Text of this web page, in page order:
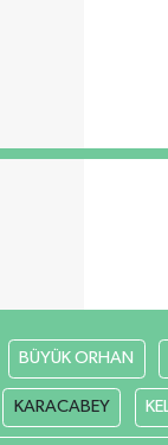
BÜYÜK ORHAN
KARACABEY